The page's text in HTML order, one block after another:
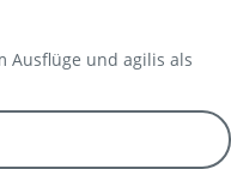
Ausflüge und agilis als